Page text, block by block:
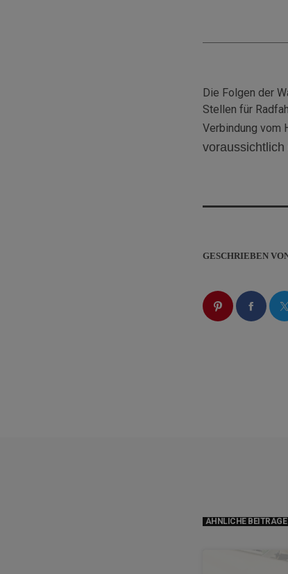
Die Folgen der
Stellen für
Verbindung vom
GESCHRIEBEN
ÄHNLICHE BEITRÄGE